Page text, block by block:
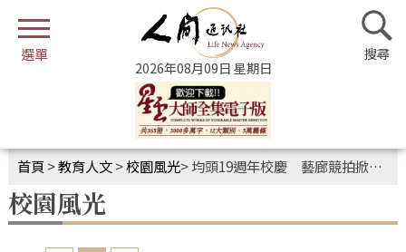
2026年08月09日 星期日
首頁 >教育人文>校園風光>均頭19週年校慶 藝廊競拍掀熱潮
校園風光